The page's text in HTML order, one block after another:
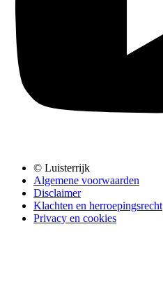
© Luisterrijk
Algemene voorwaarden
Disclaimer
Klachten en herroepingsrecht
Privacy en cookies